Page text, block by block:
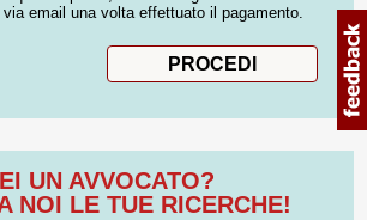
email una volta effettuato il pagamento.
UN AVVOCATO?
NOI LE TUE RICERCHE!